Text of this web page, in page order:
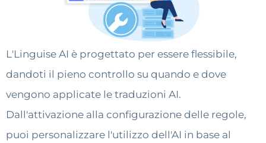
L'Linguise AI è progettato per essere flessibile,
dandoti il pieno controllo su quando e dove
vengono applicate le traduzioni AI.
Dall'attivazione alla configurazione delle regole,
puoi personalizzare l'utilizzo dell'AI in base al